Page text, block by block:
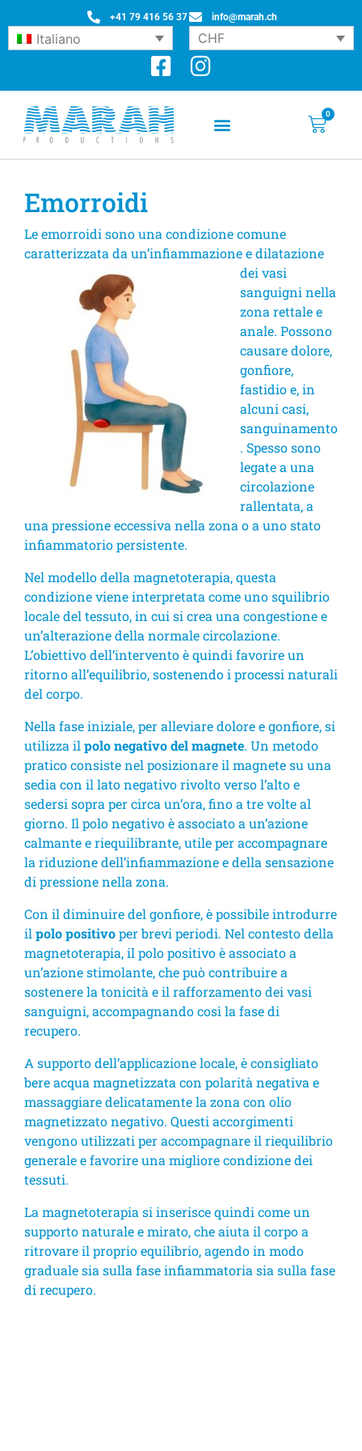
+41 79 416 56 37 info@marah.ch
Italiano CHF
0
Emorroidi
Le emorroidi sono una condizione comune
caratterizzata da un’infiammazione e dilatazione
dei vasi
sanguigni nella
zona rettale e
anale. Possono
causare dolore,
gonfiore,
fastidio e, in
alcuni casi,
sanguinamento
. Spesso sono
legate a una
circolazione
rallentata, a
una pressione eccessiva nella zona o a uno stato
infiammatorio persistente.
Nel modello della magnetoterapia, questa
condizione viene interpretata come uno squilibrio
locale del tessuto, in cui si crea una congestione e
un’alterazione della normale circolazione.
L’obiettivo dell’intervento è quindi favorire un
ritorno all’equilibrio, sostenendo i processi naturali
del corpo.
Nella fase iniziale, per alleviare dolore e gonfiore, si
utilizza il polo negativo del magnete. Un metodo
pratico consiste nel posizionare il magnete su una
sedia con il lato negativo rivolto verso l’alto e
sedersi sopra per circa un’ora, fino a tre volte al
giorno. Il polo negativo è associato a un’azione
calmante e riequilibrante, utile per accompagnare
la riduzione dell’infiammazione e della sensazione
di pressione nella zona.
Con il diminuire del gonfiore, è possibile introdurre
il polo positivoper brevi periodi. Nel contesto della
magnetoterapia, il polo positivo è associato a
un’azione stimolante, che può contribuire a
sostenere la tonicità e il rafforzamento dei vasi
sanguigni, accompagnando così la fase di
recupero.
A supporto dell’applicazione locale, è consigliato
bere acqua magnetizzata con polarità negativa e
massaggiare delicatamente la zona con olio
magnetizzato negativo. Questi accorgimenti
vengono utilizzati per accompagnare il riequilibrio
generale e favorire una migliore condizione dei
tessuti.
La magnetoterapia si inserisce quindi come un
supporto naturale e mirato, che aiuta il corpo a
ritrovare il proprio equilibrio, agendo in modo
graduale sia sulla fase infiammatoria sia sulla fase
di recupero.